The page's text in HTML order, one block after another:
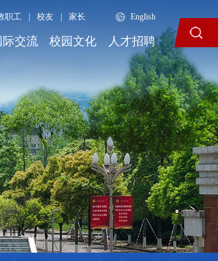
职工 校友 家长 English
际交流 校园文化 人才招聘